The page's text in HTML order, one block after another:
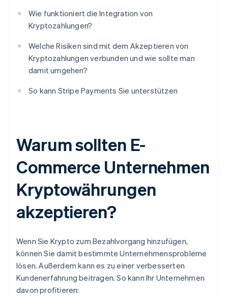
Wie funktioniert die Integration von
Kryptozahlungen?
Welche Risiken sind mit dem Akzeptieren von
Kryptozahlungen verbunden und wie sollte man
damit umgehen?
So kann Stripe Payments Sie unterstützen
Warum sollten E-
Commerce Unternehmen
Kryptowährungen
akzeptieren?
Wenn Sie Krypto zum Bezahlvorgang hinzufügen,
können Sie damit bestimmte Unternehmensprobleme
lösen. Außerdem kann es zu einer verbesserten
Kundenerfahrung beitragen. So kann Ihr Unternehmen
davon profitieren: